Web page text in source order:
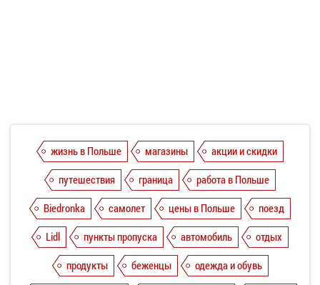
жизнь в Польше магазины
акции и скидки
путешествия
граница
работа в Польше
Biedronka
самолет цены в Польше
поезд
Lidl
пункты пропуска автомобиль
отдых
продукты
беженцы
одежда и обувь